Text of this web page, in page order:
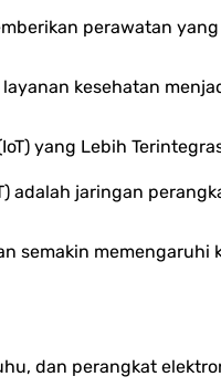
perawatan
kesehatan
yang Lebih
adalah jaringan
semakin
dan perangkat